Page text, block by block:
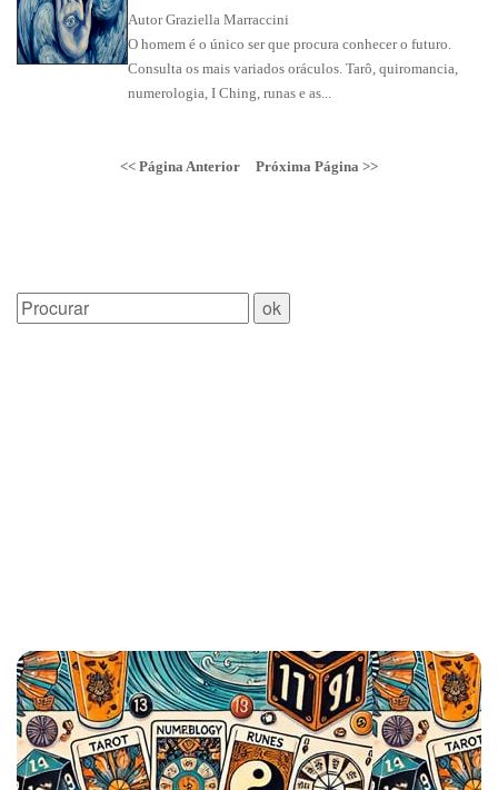
Autor Graziella Marraccini
O homem é o único ser que procura conhecer o futuro.
Consulta os mais variados oráculos. Tarô, quiromancia,
numerologia, I Ching, runas e as...
<< Página Anterior Próxima Página >>